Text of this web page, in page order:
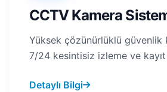
CCTV Kamera
Yüksek çözünürlüklü güvenlik
7/24 kesintisiz izleme ve
Detaylı Bilgi